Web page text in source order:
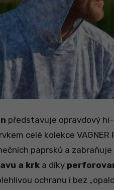
představuje opravdový
celé kolekce
paprsků a
a krk a díky
ochranu i bez